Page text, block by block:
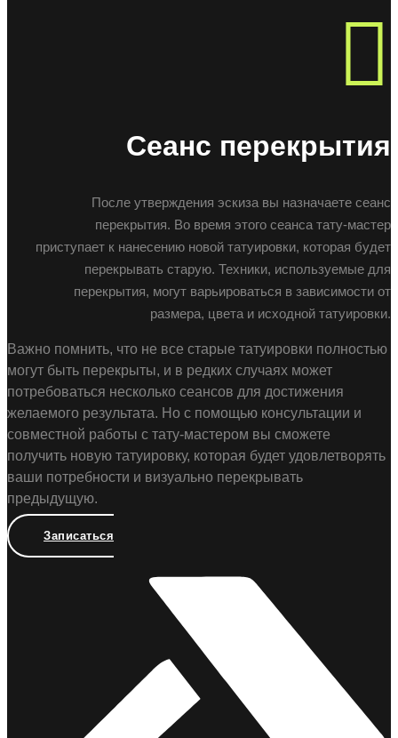
Сеанс перекрытия
После утверждения эскиза вы назначаете сеанс
перекрытия. Во время этого сеанса тату-мастер
приступает к нанесению новой татуировки, которая будет
перекрывать старую. Техники, используемые для
перекрытия, могут варьироваться в зависимости от
размера, цвета и исходной татуировки.
Важно помнить, что не все старые татуировки полностью
могут быть перекрыты, и в редких случаях может
потребоваться несколько сеансов для достижения
желаемого результата. Но с помощью консультации и
совместной работы с тату-мастером вы сможете
получить новую татуировку, которая будет удовлетворять
ваши потребности и визуально перекрывать
предыдущую.
Записаться